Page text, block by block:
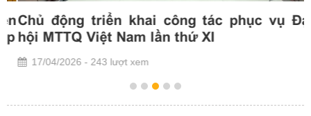
Chủ động triển khai công tác phục vụ Đại
hội MTTQ Việt Nam lần thứ XI
17/04/2026 - 243 lượt xem